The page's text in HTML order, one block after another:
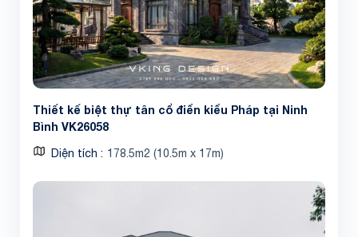
Thiết kế biệt thự tân cổ điển kiểu Pháp tại Ninh
Bình VK26058
Diện tích 178.5m2 (10.5m x 17m)